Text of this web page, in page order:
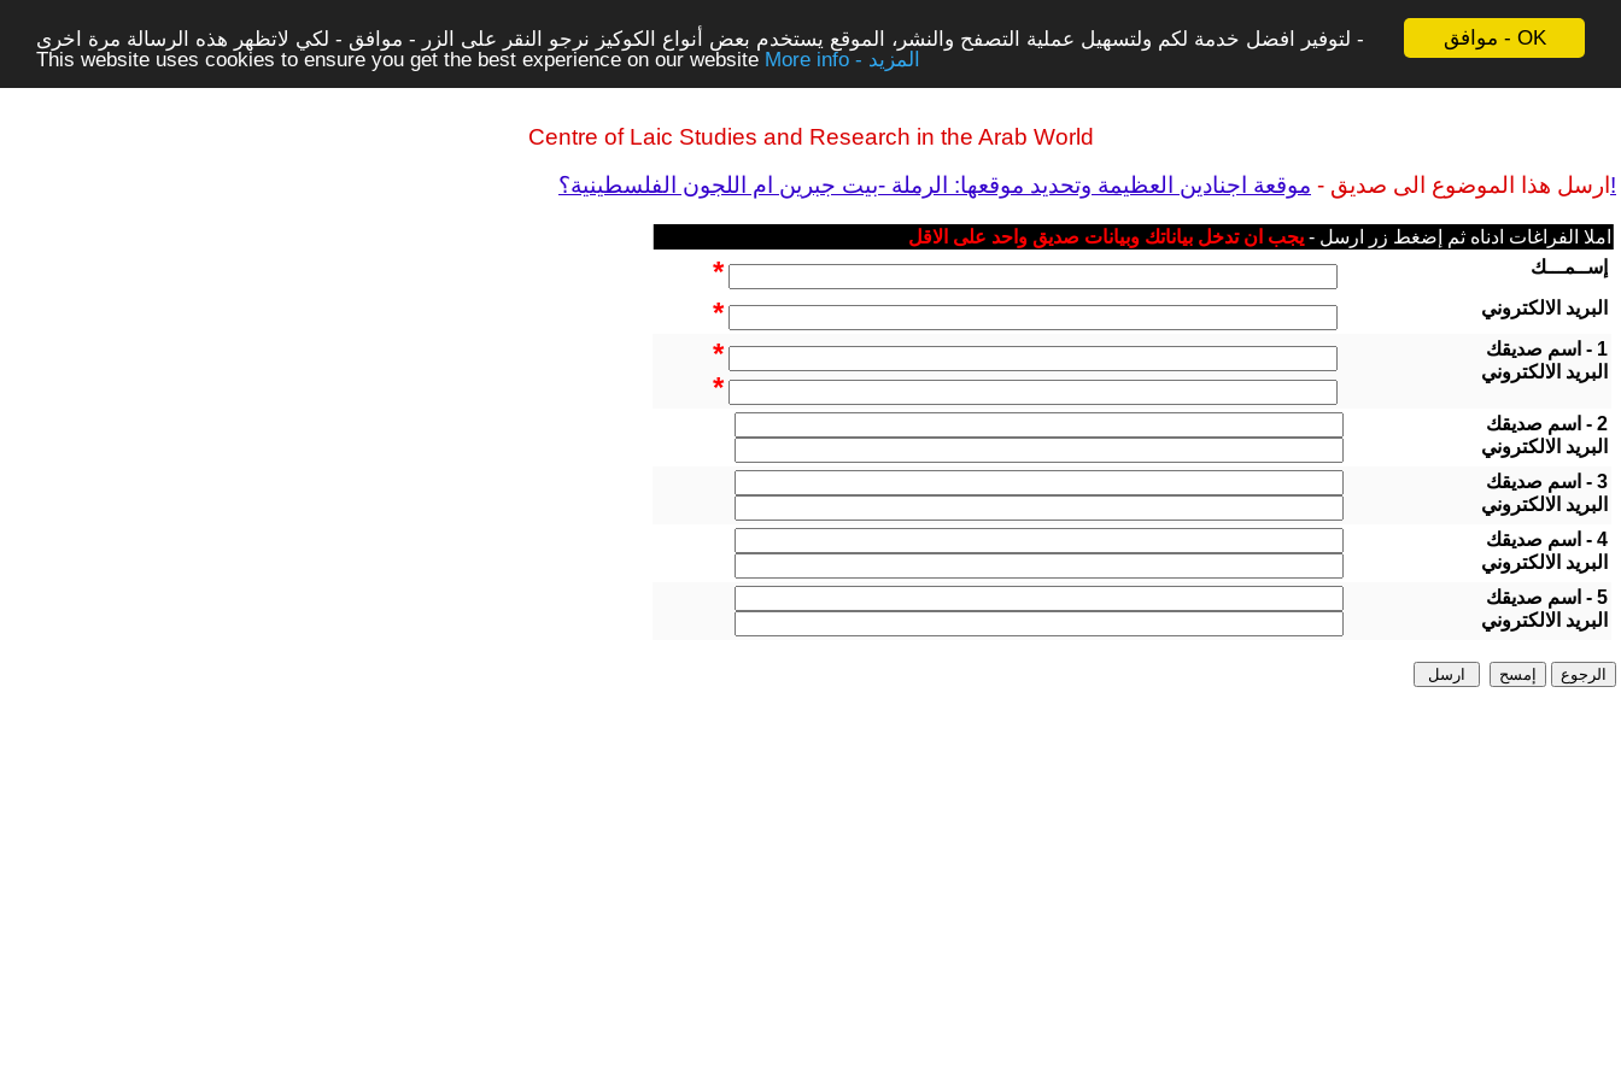
موافق - OK
لتوفير افضل خدمة لكم ولتسهيل عملية التصفح والنشر، الموقع يستخدم بعض أنواع الكوكيز نرجو النقر على الزر - موافق - لكي لاتظهر هذه الرسالة مرة اخرى -
This website uses cookies to ensure you get the best experience on our website
More info - المزيد
Centre of Laic Studies and Research in the Arab World
ارسل هذا الموضوع الى صديق - موقعة اجنادين العظيمة وتحديد موقعها: الرملة -بيت جبرين ام اللجون الفلسطينية؟!
املا الفراغات ادناه ثم إضغط زر ارسل - يجب ان تدخل بياناتك وبيانات صديق واحد على الاقل
* إســمـــك
* البريد الالكتروني
*
*
1 - اسم صديقك
البريد الالكتروني
2 - اسم صديقك
البريد الالكتروني
3 - اسم صديقك
البريد الالكتروني
4 - اسم صديقك
البريد الالكتروني
5 - اسم صديقك
البريد الالكتروني